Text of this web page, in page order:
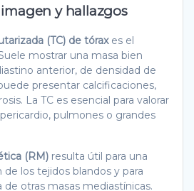
y hallazgos
(TC) de tóraxes el
mostrar una masa bien
anterior, de densidad de
presentar calcificaciones,
La TC es esencial para valorar
pulmones o grandes
(RM) resulta útil para una
los tejidos blandos y para
otras masas mediastínicas.